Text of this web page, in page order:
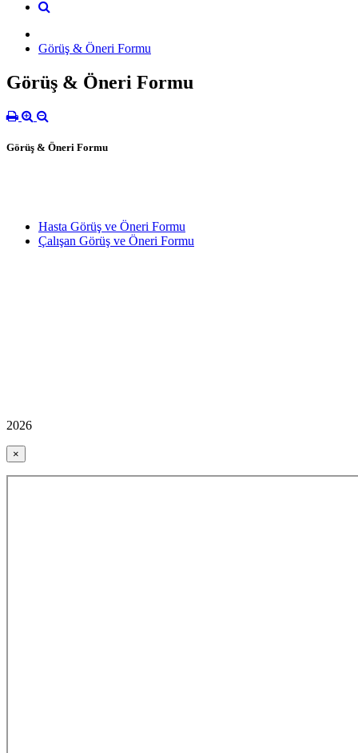
Görüş & Öneri Formu
Görüş & Öneri Formu
Görüş & Öneri Formu
Hasta Görüş ve Öneri Formu
Çalışan Görüş ve Öneri Formu
2026
×